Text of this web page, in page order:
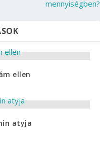
mennyiségben?
ellen
atyja